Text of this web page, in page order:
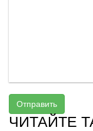
Отправить
ЧИТАЙТЕ